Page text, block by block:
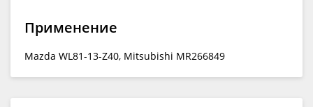
Применение
Mazda WL81-13-Z40, Mitsubishi MR266849